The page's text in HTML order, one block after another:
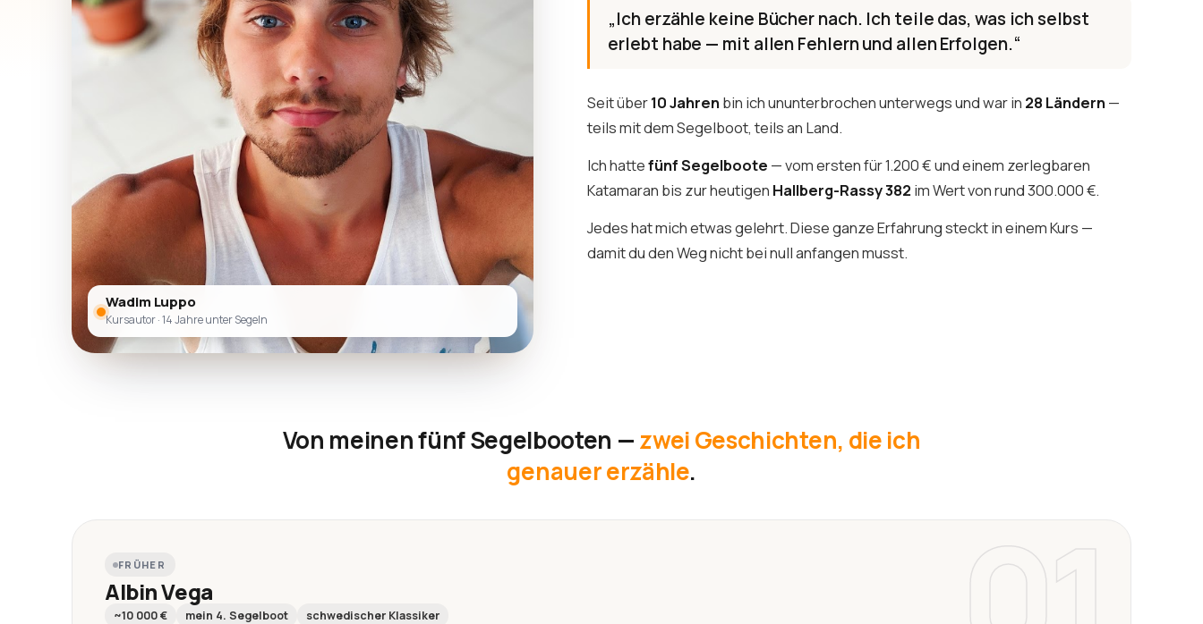
Wadim Luppo
Kursautor · 14 Jahre unter Segeln
„Ich erzähle keine Bücher nach. Ich teile das, was ich selbst
erlebt habe — mit allen Fehlern und allen Erfolgen.“
Seit über10 Jahrenbin ich ununterbrochen unterwegs und war in 28 Ländern—
teils mit dem Segelboot, teils an Land.
Ich hattefünf Segelboote — vom ersten für 1.200 € und einem zerlegbaren
Katamaran bis zur heutigen Hallberg-Rassy 382im Wert von rund 300.000 €.
Jedes hat mich etwas gelehrt. Diese ganze Erfahrung steckt in einem Kurs —
damit du den Weg nicht bei null anfangen musst.
Von meinen fünf Segelbooten —zwei Geschichten, die ich
genauer erzähle.
FRÜHER
Albin Vega
~10 000 € mein 4. Segelboot schwedischer Klassiker